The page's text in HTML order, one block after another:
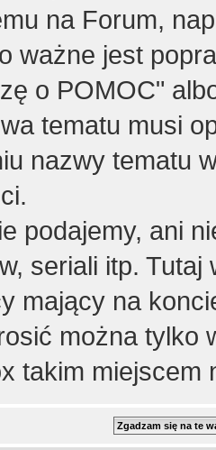
na Forum,
ważne jest
o POMOC"
tematu musi
nazwy tematu
podajemy, ani
seriali itp. Tutaj
mający na
można tylko
takim miejscem